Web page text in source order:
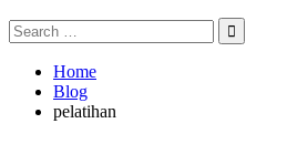
Search
for:
Home
Blog
pelatihan